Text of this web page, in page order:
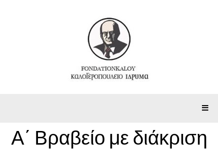
Α΄ Βραβείο με διάκριση